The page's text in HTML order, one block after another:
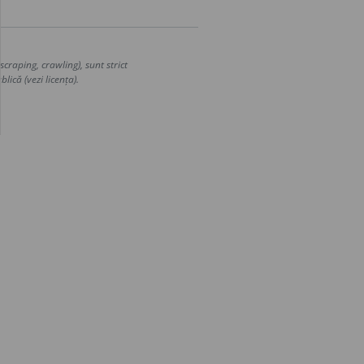
crawling), sunt strict
(vezi licența).